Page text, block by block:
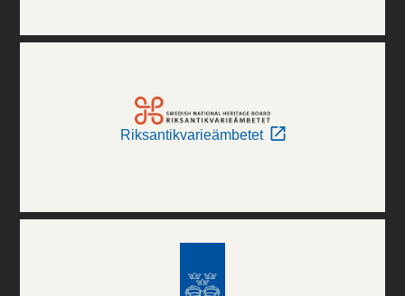
Riksantikvarieämbetet